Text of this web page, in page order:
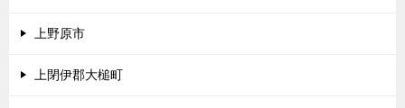
上野原市
上閉伊郡大槌町